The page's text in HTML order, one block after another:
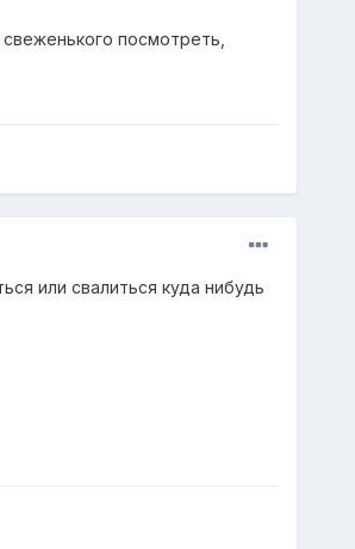
посмотреть,
или свалиться куда нибудь